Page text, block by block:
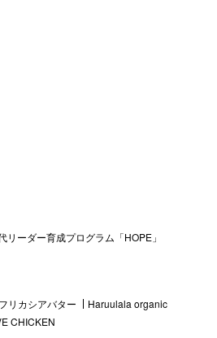
リーダー育成プログラム「HOPE」
リカシアバター
Haruulala organic
CHICKEN